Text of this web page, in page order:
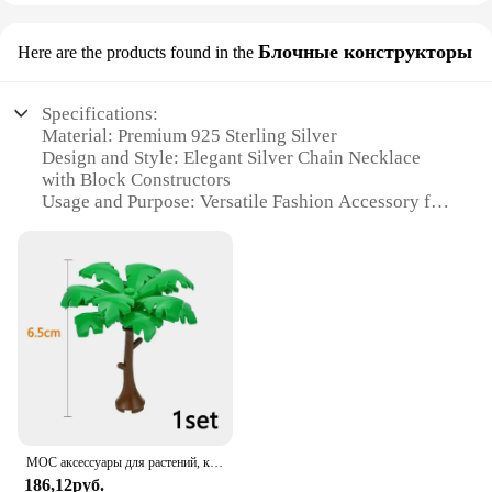
Here are the products found in the Блочные конструкторы
Specifications:
Material: Premium 925 Sterling Silver
Design and Style: Elegant Silver Chain Necklace
with Block Constructors
Usage and Purpose: Versatile Fashion Accessory for
Individual Preferences
Performance and Property: Durable and Tarnish-
Resistant for Long-Lasting Wear
Parts and Accessories: Comes with a Secure Lobster
Clasp for Easy Fastening
|Wholesale|Vendors|
**Elegant Craftsmanship and Durability**
The Amberta Silver Chain Necklace is a testament
186,12руб.